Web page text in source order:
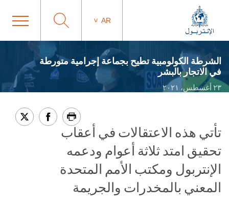
AR
الشرطة الكولومبية تطيح بجماعة إجرامية متورطة
في الاتجار بالبشر
٢٣ أغسطس، ٢٠٢١
تأتي هذه الاعتقالات في أعقاب
تحقيق امتد ثلاثة أعوام ودعمه
الإنتربول ومكتب الأمم المتحدة
المعني بالمخدرات والجريمة